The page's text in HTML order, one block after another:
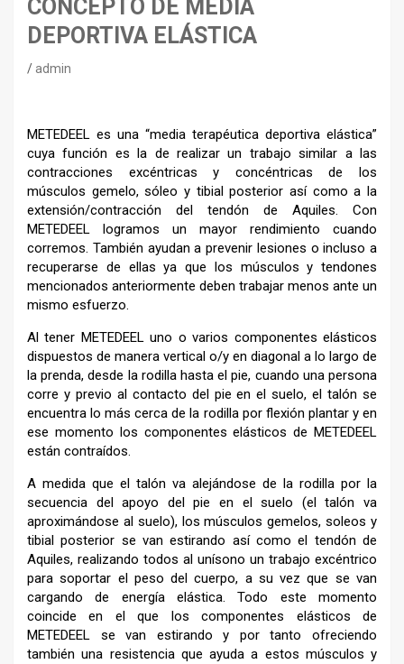
CONCEPTO DE MEDIA
DEPORTIVA ELÁSTICA
admin
METEDEEL es una “media terapéutica deportiva elástica”
cuya función es la de realizar un trabajo similar a las
contracciones excéntricas y concéntricas de los
músculos gemelo, sóleo y tibial posterior así como a la
extensión/contracción del tendón de Aquiles. Con
METEDEEL logramos un mayor rendimiento cuando
corremos. También ayudan a prevenir lesiones o incluso a
recuperarse de ellas ya que los músculos y tendones
mencionados anteriormente deben trabajar menos ante un
mismo esfuerzo.
Al tener METEDEEL uno o varios componentes elásticos
dispuestos de manera vertical o/y en diagonal a lo largo de
la prenda, desde la rodilla hasta el pie, cuando una persona
corre y previo al contacto del pie en el suelo, el talón se
encuentra lo más cerca de la rodilla por flexión plantar y en
ese momento los componentes elásticos de METEDEEL
están contraídos.
A medida que el talón va alejándose de la rodilla por la
secuencia del apoyo del pie en el suelo (el talón va
aproximándose al suelo), los músculos gemelos, soleos y
tibial posterior se van estirando así como el tendón de
Aquiles, realizando todos al unísono un trabajo excéntrico
para soportar el peso del cuerpo, a su vez que se van
cargando de energía elástica. Todo este momento
coincide en el que los componentes elásticos de
METEDEEL se van estirando y por tanto ofreciendo
también una resistencia que ayuda a estos músculos y